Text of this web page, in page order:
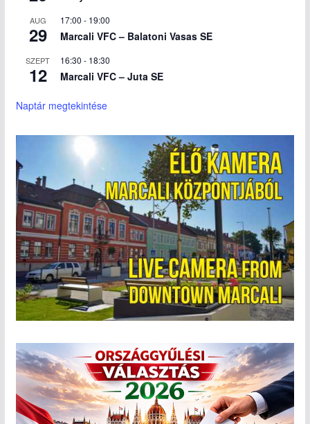
AUG
29
17:00 - 19:00
Marcali VFC – Balatoni Vasas SE
SZEPT
12
16:30 - 18:30
Marcali VFC – Juta SE
Naptár megtekintése